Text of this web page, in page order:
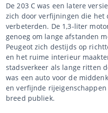
De 203 C was een latere
zich door verfijningen die het
verbeterden. De 1,3-liter
genoeg om lange afstanden
Peugeot zich destijds op
en het ruime interieur
stadsverkeer als lange ritten
was een auto voor de
en verfijnde
breed publiek.